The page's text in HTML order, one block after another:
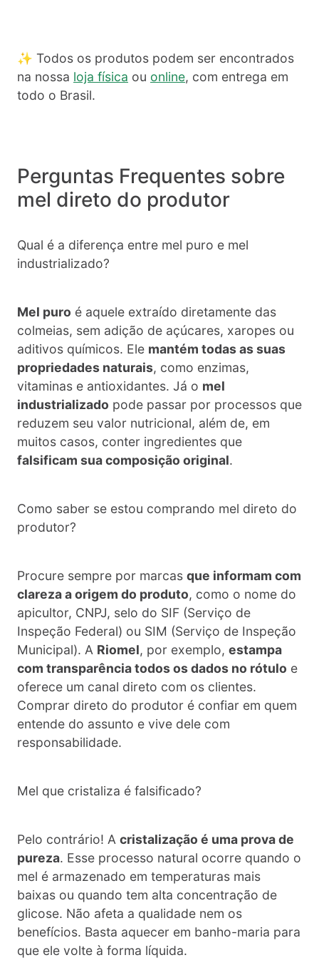
✨ Todos os produtos podem ser encontrados
na nossa loja física ou online, com entrega em
todo o Brasil.
Perguntas Frequentes sobre
mel direto do produtor
Qual é a diferença entre mel puro e mel
industrializado?
Mel puro é aquele extraído diretamente das
colmeias, sem adição de açúcares, xaropes ou
aditivos químicos. Ele mantém todas as suas
propriedades naturais, como enzimas,
vitaminas e antioxidantes. Já o mel
industrializado pode passar por processos que
reduzem seu valor nutricional, além de, em
muitos casos, conter ingredientes que
falsificam sua composição original.
Como saber se estou comprando mel direto do
produtor?
Procure sempre por marcas que informam com
clareza a origem do produto, como o nome do
apicultor, CNPJ, selo do SIF (Serviço de
Inspeção Federal) ou SIM (Serviço de Inspeção
Municipal). A Riomel, por exemplo, estampa
com transparência todos os dados no rótulo e
oferece um canal direto com os clientes.
Comprar direto do produtor é confiar em quem
entende do assunto e vive dele com
responsabilidade.
Mel que cristaliza é falsificado?
Pelo contrário! A cristalização é uma prova de
pureza. Esse processo natural ocorre quando o
mel é armazenado em temperaturas mais
baixas ou quando tem alta concentração de
glicose. Não afeta a qualidade nem os
benefícios. Basta aquecer em banho-maria para
que ele volte à forma líquida.